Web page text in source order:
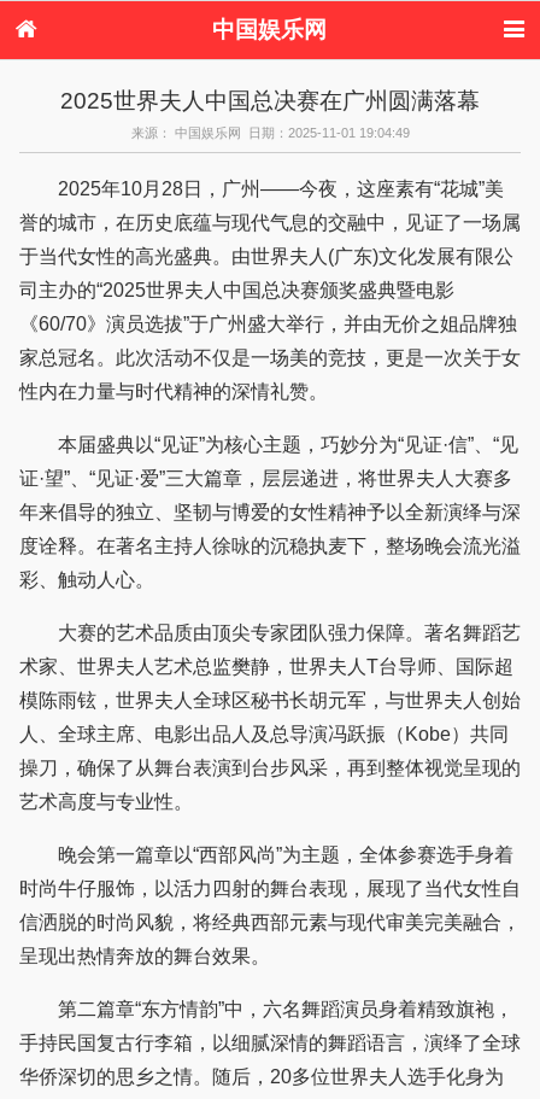
中国娱乐网
港台娱乐
日本娱乐 韩国娱乐
欧美娱乐
音乐新闻 影视新闻
内地明星八卦
日本韩国明星
八卦
欧美明星八卦 娱乐评论
2025世界夫人中国总决赛在广州圆满落幕
来源： 中国娱乐网 日期：2025-11-01 19:04:49
2025年10月28日，广州——今夜，这座素有“花城”美
誉的城市，在历史底蕴与现代气息的交融中，见证了一场属
于当代女性的高光盛典。由世界夫人(广东)文化发展有限公
司主办的“2025世界夫人中国总决赛颁奖盛典暨电影
《60/70》演员选拔”于广州盛大举行，并由无价之姐品牌独
家总冠名。此次活动不仅是一场美的竞技，更是一次关于女
性内在力量与时代精神的深情礼赞。
本届盛典以“见证”为核心主题，巧妙分为“见证·信”、“见
证·望”、“见证·爱”三大篇章，层层递进，将世界夫人大赛多
年来倡导的独立、坚韧与博爱的女性精神予以全新演绎与深
度诠释。在著名主持人徐咏的沉稳执麦下，整场晚会流光溢
彩、触动人心。
大赛的艺术品质由顶尖专家团队强力保障。著名舞蹈艺
术家、世界夫人艺术总监樊静，世界夫人T台导师、国际超
模陈雨铉，世界夫人全球区秘书长胡元军，与世界夫人创始
人、全球主席、电影出品人及总导演冯跃振（Kobe）共同
操刀，确保了从舞台表演到台步风采，再到整体视觉呈现的
艺术高度与专业性。
晚会第一篇章以“西部风尚”为主题，全体参赛选手身着
时尚牛仔服饰，以活力四射的舞台表现，展现了当代女性自
信洒脱的时尚风貌，将经典西部元素与现代审美完美融合，
呈现出热情奔放的舞台效果。
第二篇章“东方情韵”中，六名舞蹈演员身着精致旗袍，
手持民国复古行李箱，以细腻深情的舞蹈语言，演绎了全球
华侨深切的思乡之情。随后，20多位世界夫人选手化身为